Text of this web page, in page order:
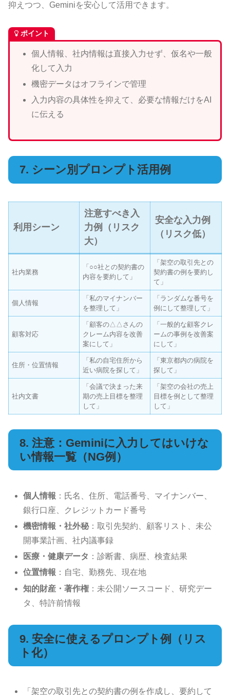
抑えつつ、Geminiを安心して活用できます。
ポイント
個人情報、社内情報は直接入力せず、仮名や一般
化して入力
機密データはオフラインで管理
入力内容の具体性を抑えて、必要な情報だけをAI
に伝える
7. シーン別プロンプト活用例
利用シーン
注意すべき入
力例（リスク
大）
安全な入力例
（リスク低）
社内業務
「○○社との契約書の
内容を要約して」
「架空の取引先との
契約書の例を要約し
て」
個人情報
「私のマイナンバー
を整理して」
「ランダムな番号を
例にして整理して」
顧客対応
「顧客の△△さんの
クレーム内容を改善
案にして」
「一般的な顧客クレ
ームの事例を改善案
にして」
住所・位置情報
「私の自宅住所から
近い病院を探して」
「東京都内の病院を
探して」
社内文書
「会議で決まった来
期の売上目標を整理
して」
「架空の会社の売上
目標を例として整理
して」
8. 注意：Geminiに入力してはいけな
い情報一覧（NG例）
個人情報 ：氏名、住所、電話番号、マイナンバー、
銀行口座、クレジットカード番号
機密情報・社外秘：取引先契約、顧客リスト、未公
開事業計画、社内議事録
医療・健康データ ：診断書、病歴、検査結果
位置情報 ：自宅、勤務先、現在地
知的財産・著作権 ：未公開ソースコード、研究デー
タ、特許前情報
9. 安全に使えるプロンプト例（リス
ト化）
「架空の取引先との契約書の例を作成し、要約して